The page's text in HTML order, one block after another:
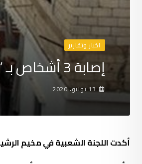
اخبار وتقارير
إصابة 3 أشخاص بـ “كورونا” في مخيم الرشيدية
13 يوليو، 2020
أكدت اللجنة الشعبية في مخيم